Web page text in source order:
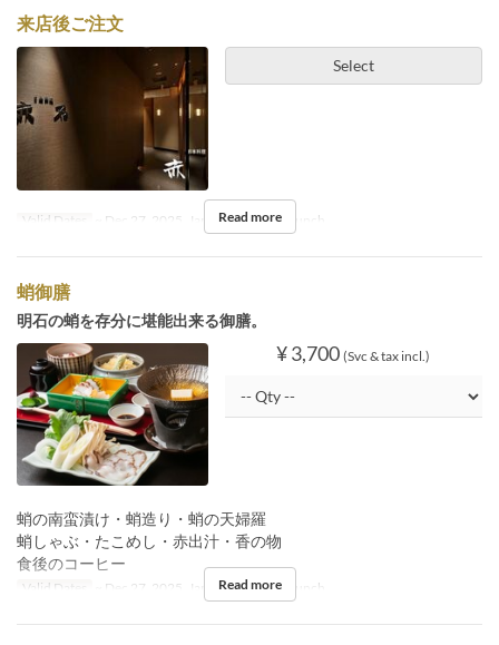
来店後ご注文
Select
Valid Dates ~ Dec 27, 2025, Jan 05 ~ Meals Lunch
Read more
蛸御膳
明石の蛸を存分に堪能出来る御膳。
¥ 3,700 (Svc & tax incl.)
蛸の南蛮漬け・蛸造り・蛸の天婦羅
蛸しゃぶ・たこめし・赤出汁・香の物
食後のコーヒー
Valid Dates ~ Dec 27, 2025, Jan 05 ~ Meals Lunch
Read more